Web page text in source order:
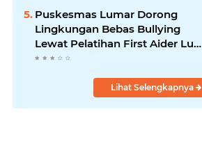
Puskesmas Lumar Dorong
Lingkungan Bebas Bullying
Lewat Pelatihan First Aider Luka
Psikologis di SMAN 01
Lihat Selengkapnya